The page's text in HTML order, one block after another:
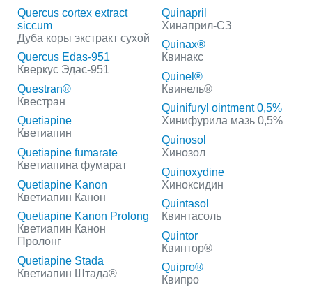
Quercus cortex extract
siccum
Дуба коры экстракт сухой
Quercus Edas-951
Кверкус Эдас-951
Questran®
Квестран
Quetiapine
Кветиапин
Quetiapine fumarate
Кветиапина фумарат
Quetiapine Kanon
Кветиапин Канон
Quetiapine Kanon Prolong
Кветиапин Канон
Пролонг
Quetiapine Stada
Кветиапин Штада®
Quinapril
Хинаприл-СЗ
Quinax®
Квинакс
Quinel®
Квинель®
Quinifuryl ointment 0,5%
Хинифурила мазь 0,5%
Quinosol
Хинозол
Quinoxydine
Хиноксидин
Quintasol
Квинтасоль
Quintor
Квинтор®
Quipro®
Квипро